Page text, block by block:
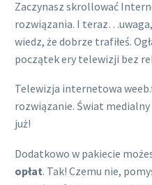
Zaczynasz skrollować
rozwiązania. I
wiedz, że dobrze trafiłeś.
początek ery telewizji bez
Telewizja internetowa
rozwiązanie. Świat medialny
już!
Dodatkowo w pakiecie
opłat. Tak! Czemu nie,